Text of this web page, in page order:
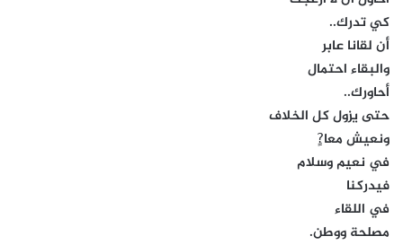
كي تدرك..
أن لقانا عابر
والبقاء احتمال
أحاورك..
حتى يزول كل الخلاف
ونعيش معا?ٍ
في نعيم وسلام
فيدركنا
في اللقاء
مصلحة ووطن.